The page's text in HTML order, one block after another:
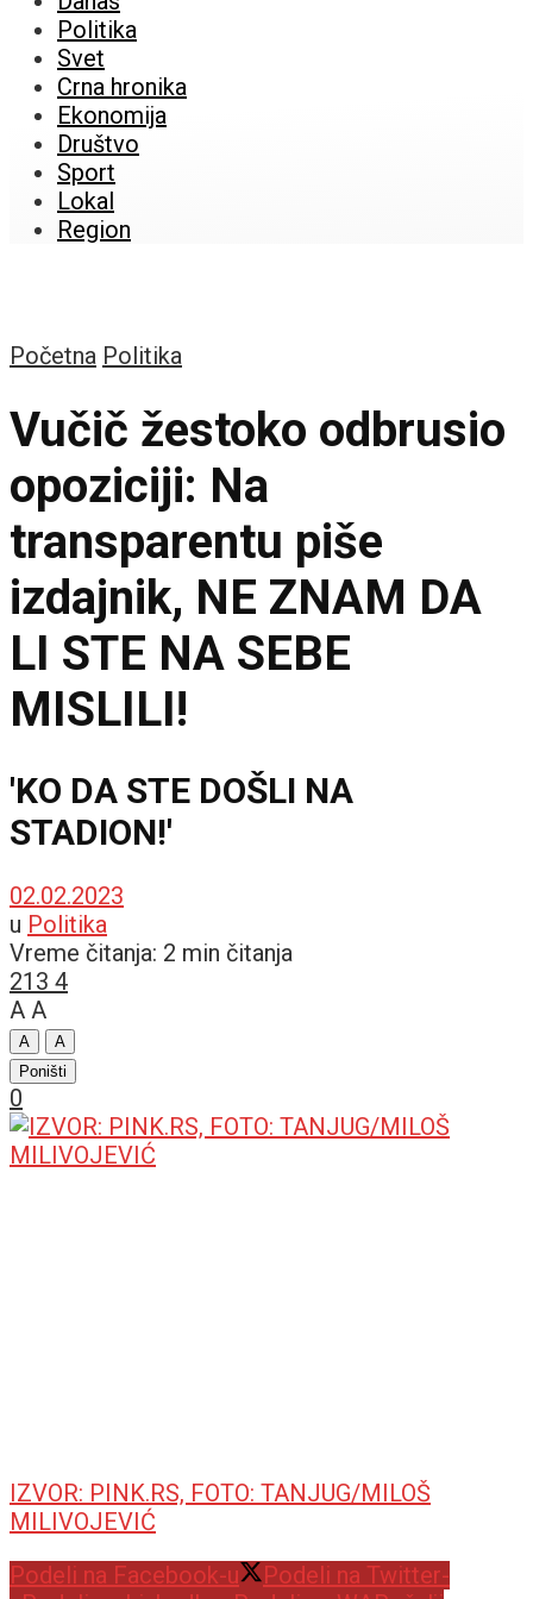
Politika
Svet
Crna hronika
Ekonomija
Društvo
Sport
Lokal
Region
Početna Politika
Vučič žestoko odbrusio
opoziciji: Na
transparentu piše
izdajnik, NE ZNAM DA
LI STE NA SEBE
MISLILI!
'KO DA STE DOŠLI NA
STADION!'
02.02.2023
u Politika
Vreme čitanja: 2 min čitanja
213 4
A A
A
A
Poništi
0
IZVOR: PINK.RS, FOTO: TANJUG/MILOŠ
MILIVOJEVIĆ
Podeli na Facebook-u
Podeli na Twitter-